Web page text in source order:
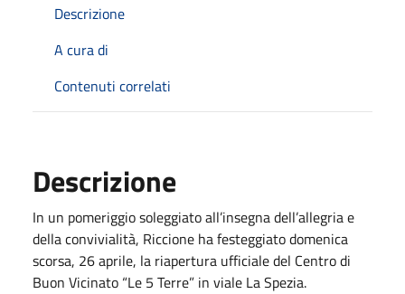
Descrizione
A cura di
Contenuti correlati
Descrizione
In un pomeriggio soleggiato all’insegna dell’allegria e
della convivialità, Riccione ha festeggiato domenica
scorsa, 26 aprile, la riapertura ufficiale del Centro di
Buon Vicinato “Le 5 Terre” in viale La Spezia.